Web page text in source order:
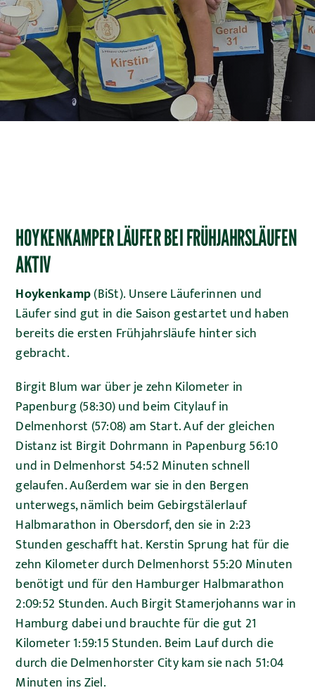
Fitnessraum
HOYKENKAMPER LÄUFER BEI FRÜHJAHRSLÄUFEN
AKTIV
Hoykenkamp(BiSt). Unsere Läuferinnen und
Läufer sind gut in die Saison gestartet und haben
bereits die ersten Frühjahrsläufe hinter sich
gebracht.
Birgit Blum war über je zehn Kilometer in
Papenburg (58:30) und beim Citylauf in
Delmenhorst (57:08) am Start. Auf der gleichen
Distanz ist Birgit Dohrmann in Papenburg 56:10
und in Delmenhorst 54:52 Minuten schnell
gelaufen. Außerdem war sie in den Bergen
unterwegs, nämlich beim Gebirgstälerlauf
Halbmarathon in Obersdorf, den sie in 2:23
Stunden geschafft hat. Kerstin Sprung hat für die
zehn Kilometer durch Delmenhorst 55:20 Minuten
benötigt und für den Hamburger Halbmarathon
2:09:52 Stunden. Auch Birgit Stamerjohanns war in
Hamburg dabei und brauchte für die gut 21
Kilometer 1:59:15 Stunden. Beim Lauf durch die
durch die Delmenhorster City kam sie nach 51:04
Minuten ins Ziel.